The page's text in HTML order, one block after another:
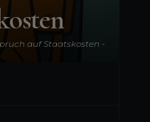
auf Staatskosten -
und Lobbyisten nicht